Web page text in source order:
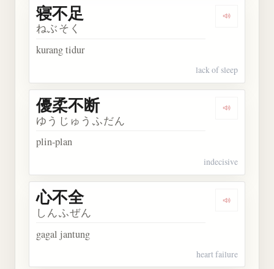
Dengarkan
寝不足
ねぶそく
kurang tidur
lack of sleep
Dengarkan
優柔不断
ゆうじゅうふだん
plin-plan
indecisive
Dengarkan
心不全
しんふぜん
gagal jantung
heart failure